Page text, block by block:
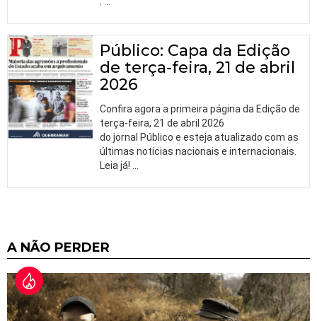
Público: Capa da Edição
de terça-feira, 21 de abril
2026
Confira agora a primeira página da Edição de
terça-feira, 21 de abril 2026
do jornal Público e esteja atualizado com as
últimas notícias nacionais e internacionais.
Leia já!
A NÃO PERDER